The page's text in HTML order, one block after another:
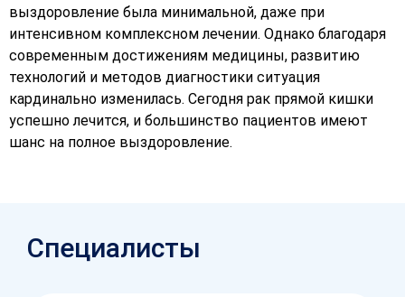
выздоровление была минимальной, даже при
интенсивном комплексном лечении. Однако благодаря
современным достижениям медицины, развитию
технологий и методов диагностики ситуация
кардинально изменилась. Сегодня рак прямой кишки
успешно лечится, и большинство пациентов имеют
шанс на полное выздоровление.
Специалисты